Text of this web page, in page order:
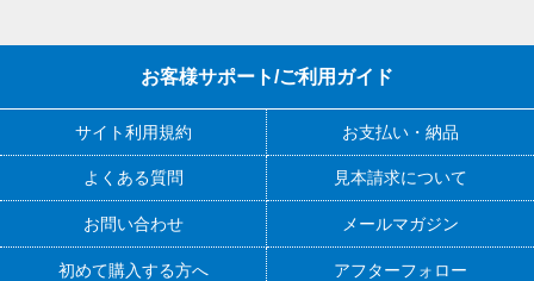
お客様サポート/ご利用ガイド
サイト利用規約 お支払い・納品
よくある質問 見本請求について
お問い合わせ メールマガジン
初めて購入する方へ アフターフォロー